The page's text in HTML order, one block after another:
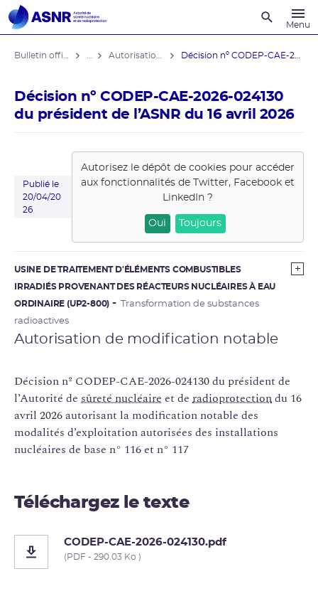
Menu
Décision nº CODEP-CAE-2026-024130
du président de l’ASNR du 16 avril 2026
Publié le
20/04/20
26
Autorisez le dépôt de cookies pour accéder
aux fonctionnalités de Twitter, Facebook et
LinkedIn?
Oui Toujours
USINE DE TRAITEMENT D'ÉLÉMENTS COMBUSTIBLES
IRRADIÉS PROVENANT DES RÉACTEURS NUCLÉAIRES À EAU
ORDINAIRE (UP2-800)
Transformation de substances
radioactives
Autorisation de modification notable
Décision nº CODEP-CAE-2026-024130 du président de
l’Autorité de sûreté nucléaire et de radioprotectiondu 16
avril 2026 autorisant la modification notable des
modalités d’exploitation autorisées des installations
nucléaires de base n° 116 et n° 117
Téléchargez le texte
CODEP-CAE-2026-024130.pdf
(PDF - 290.03 Ko )